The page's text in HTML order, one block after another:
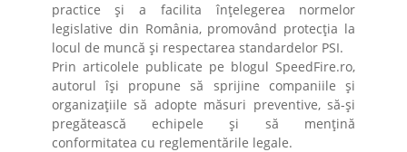
practice și a facilita înțelegerea normelor
legislative din România, promovând protecția la
locul de muncă și respectarea standardelor PSI.
Prin articolele publicate pe blogul SpeedFire.ro,
autorul își propune să sprijine companiile și
organizațiile să adopte măsuri preventive, să-și
pregătească echipele și să mențină
conformitatea cu reglementările legale.